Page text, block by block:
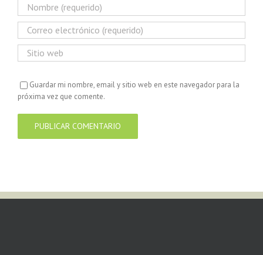
Guardar mi nombre, email y sitio web en este navegador para la
próxima vez que comente.